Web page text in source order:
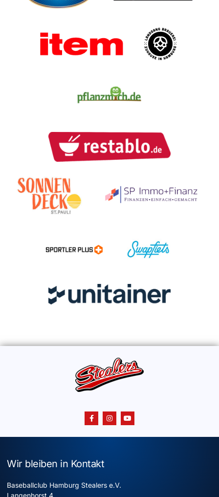
Wir bleiben in Kontakt
Baseballclub Hamburg Stealers e.V.
Langenhorst 4